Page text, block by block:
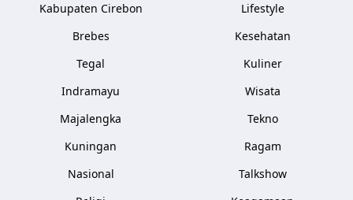
Kabupaten Cirebon
Brebes
Tegal
Indramayu
Majalengka
Kuningan
Nasional
Lifestyle
Kesehatan
Kuliner
Wisata
Tekno
Ragam
Talkshow